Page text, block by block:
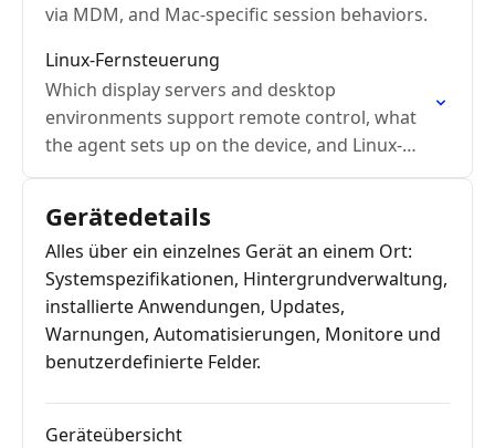
via MDM, and Mac-specific session behaviors.
Linux-Fernsteuerung
Which display servers and desktop
environments support remote control, what
the agent sets up on the device, and Linux-
specific session behaviors.
Gerätedetails
Alles über ein einzelnes Gerät an einem Ort:
Systemspezifikationen, Hintergrundverwaltung,
installierte Anwendungen, Updates,
Warnungen, Automatisierungen, Monitore und
benutzerdefinierte Felder.
Geräteübersicht